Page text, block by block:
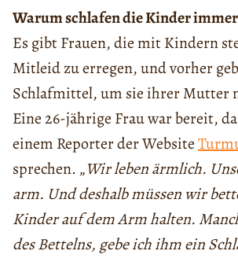
Warum schlafen die Kinder
Es gibt Frauen, die mit Kindern
Mitleid zu erregen, und vorher
Schlafmittel, um sie ihrer Mutter
Eine 26-jährige Frau war bereit,
einem Reporter der Website
sprechen. „Wir leben ärmlich.
arm. Und deshalb müssen wir
Kinder auf dem Arm halten.
des Bettelns, gebe ich ihm ein